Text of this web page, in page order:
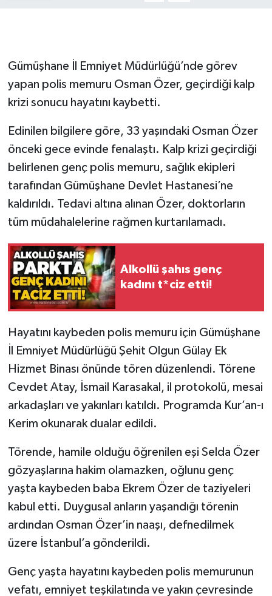
Gümüşhane İl Emniyet Müdürlüğü’nde görev
yapan polis memuru Osman Özer, geçirdiği kalp
krizi sonucu hayatını kaybetti.
Edinilen bilgilere göre, 33 yaşındaki Osman Özer
önceki gece evinde fenalaştı. Kalp krizi geçirdiği
belirlenen genç polis memuru, sağlık ekipleri
tarafından Gümüşhane Devlet Hastanesi’ne
kaldırıldı. Tedavi altına alınan Özer, doktorların
tüm müdahalelerine rağmen kurtarılamadı.
Alkollü şahıs genç
kadını t*ciz etti!
Hayatını kaybeden polis memuru için Gümüşhane
İl Emniyet Müdürlüğü Şehit Olgun Gülay Ek
Hizmet Binası önünde tören düzenlendi. Törene
Cevdet Atay, İsmail Karasakal, il protokolü, mesai
arkadaşları ve yakınları katıldı. Programda Kur’an-ı
Kerim okunarak dualar edildi.
Törende, hamile olduğu öğrenilen eşi Selda Özer
gözyaşlarına hakim olamazken, oğlunu genç
yaşta kaybeden baba Ekrem Özer de taziyeleri
kabul etti. Duygusal anların yaşandığı törenin
ardından Osman Özer’in naaşı, defnedilmek
üzere İstanbul’a gönderildi.
Genç yaşta hayatını kaybeden polis memurunun
vefatı, emniyet teşkilatında ve yakın çevresinde
Gökçebey
İş ilanı
Kilimli
Kültür - Sanat
Politika
Resmi İlan
Röportaj
Sağlık
SİYASET
Spor
Ulusal
Yaşam